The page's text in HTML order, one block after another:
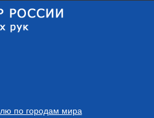
по городам мира